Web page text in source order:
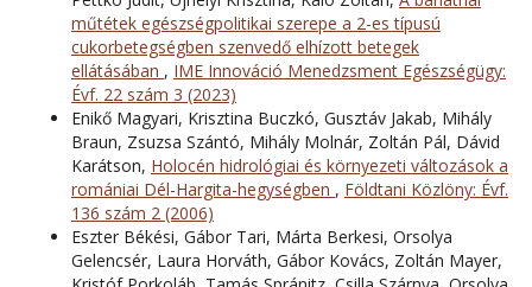
műtétek egészségpolitikai szerepe a 2-es típusú
cukorbetegségben szenvedő elhízott betegek
ellátásában , IME Innováció Menedzsment Egészségügy:
Évf. 22 szám 3 (2023)
Enikő Magyari, Krisztina Buczkó, Gusztáv Jakab, Mihály
Braun, Zsuzsa Szántó, Mihály Molnár, Zoltán Pál, Dávid
Karátson, Holocén hidrológiai és környezeti változások a
romániai Dél-Hargita-hegységben , Földtani Közlöny: Évf.
136 szám 2 (2006)
Eszter Békési, Gábor Tari, Márta Berkesi, Orsolya
Gelencsér, Laura Horváth, Gábor Kovács, Zoltán Mayer,